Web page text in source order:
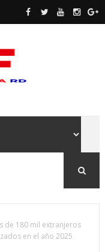
de 180 mil extranjeros
en el año 2025